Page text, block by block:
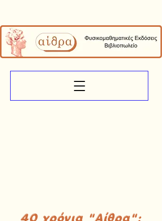
40 χρόνια "Αίθρα":